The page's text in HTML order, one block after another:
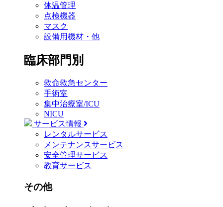
体温管理
点検機器
マスク
設備用機材・他
臨床部門別
救命救急センター
手術室
集中治療室/ICU
NICU
サービス情報
レンタルサービス
メンテナンスサービス
安全管理サービス
教育サービス
その他